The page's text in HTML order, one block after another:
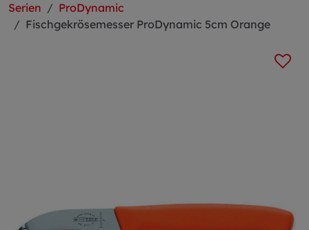
Serien
ProDynamic
Fischgekrösemesser ProDynamic 5cm Orange